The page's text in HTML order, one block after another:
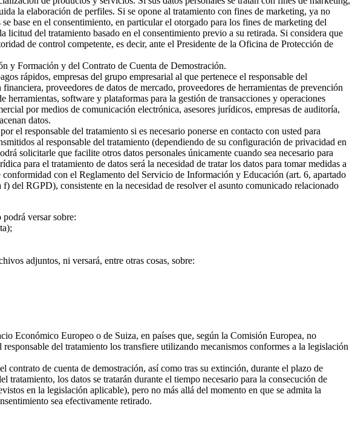
la elaboración de perfiles. Si se opone al tratamiento con fines de marketing, ya no
base en el consentimiento, en particular el otorgado para los fines de marketing del
del tratamiento basado en el consentimiento previo a su retirada. Si considera que
de control competente, es decir, ante el Presidente de la Oficina de Protección de
y Formación y del Contrato de Cuenta de Demostración.
rápidos, empresas del grupo empresarial al que pertenece el responsable del
proveedores de datos de mercado, proveedores de herramientas de prevención
software y plataformas para la gestión de transacciones y operaciones
por medios de comunicación electrónica, asesores jurídicos, empresas de auditoría,
datos.
el responsable del tratamiento si es necesario ponerse en contacto con usted para
al responsable del tratamiento (dependiendo de su configuración de privacidad en
solicitarle que facilite otros datos personales únicamente cuando sea necesario para
para el tratamiento de datos será la necesidad de tratar los datos para tomar medidas a
con el Reglamento del Servicio de Información y Educación (art. 6, apartado
del RGPD), consistente en la necesidad de resolver el asunto comunicado relacionado
versar sobre:
adjuntos, ni versará, entre otras cosas, sobre:
Económico Europeo o de Suiza, en países que, según la Comisión Europea, no
del tratamiento los transfiere utilizando mecanismos conformes a la legislación
de cuenta de demostración, así como tras su extinción, durante el plazo de
los datos se tratarán durante el tiempo necesario para la consecución de
en la legislación aplicable), pero no más allá del momento en que se admita la
sea efectivamente retirado.